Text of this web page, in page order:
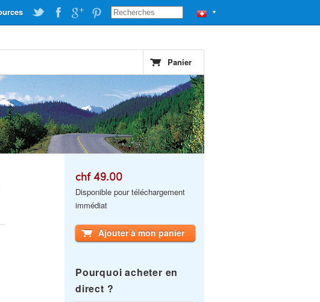
▼
Panier
chf 49.00
Disponible pour téléchargement
immédiat
Ajouter à mon panier
Pourquoi acheter en
direct ?